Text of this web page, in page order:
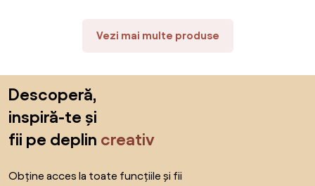
Vezi mai multe produse
Descoperă,
inspiră-te și
fii pe deplin creativ
Obține acces la toate funcțiile și fii